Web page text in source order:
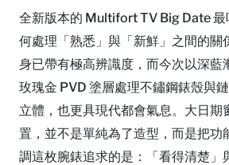
全新版本的 Multifort TV Big Date 最
何處理「熟悉」與「新鮮」之間的
身已帶有極高辨識度，而今次以深藍
玫瑰金 PVD 塗層處理不鏽鋼錶殼與
立體，也更具現代都會氣息。大日期
置，並不是單純為了造型，而是把功
調這枚腕錶追求的是：「看得清楚」